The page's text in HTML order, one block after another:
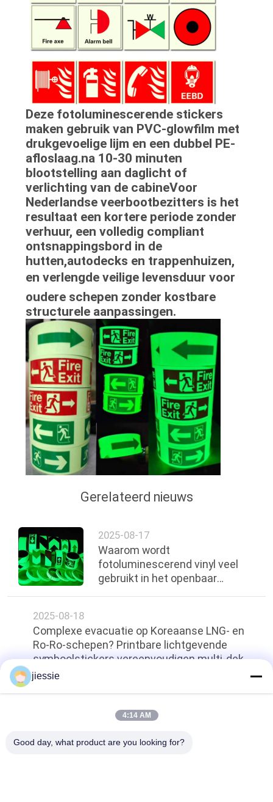
Deze fotoluminescerende stickers
maken gebruik van PVC-glowfilm met
drukgevoelige lijm en een dubbel PE-
afloslaag.na 10-30 minuten
blootstelling aan daglicht of
verlichting van de cabineVoor
Nederlandse veerbootbezitters is het
resultaat een kortere periode zonder
verhuur, een volledig compliant
ontsnappingsbord in de
hutten,autodecks en trappenhuizen,
en verlengde veilige levensduur voor
oudere schepen zonder kostbare
structurele aanpassingen.
Gerelateerd nieuws
2025-08-17
Waarom wordt
fotoluminescerend vinyl veel
gebruikt in het openbaar
2025-08-18
Complexe evacuatie op Koreaanse LNG- en
Ro-Ro-schepen? Printbare lichtgevende
symboolstickers vereenvoudigen multi-dek
begeleiding
Terug naar boven
jiessie
4:14 AM
Good day, what product are you looking for?